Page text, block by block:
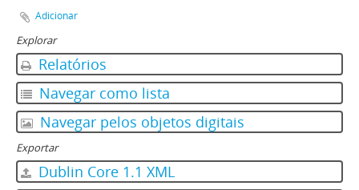
Adicionar
Explorar
Relatórios
Navegar como lista
Navegar pelos objetos digitais
Exportar
Dublin Core 1.1 XML